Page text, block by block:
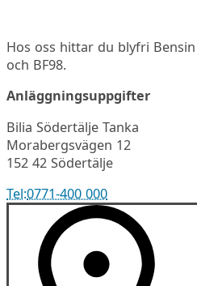
Hos oss hittar du blyfri Bensin
och BF98.
Anläggningsuppgifter
Bilia Södertälje Tanka
Morabergsvägen 12
152 42 Södertälje
Tel:0771-400 000